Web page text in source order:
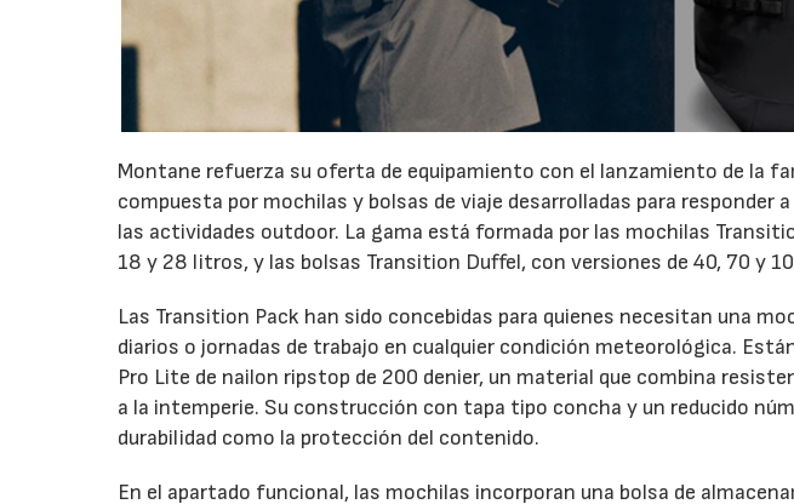
Montane refuerza su oferta de equipamiento con el lanzamiento de la
compuesta por mochilas y bolsas de viaje desarrolladas para responder
las actividades outdoor. La gama está formada por las mochilas
18 y 28 litros, y las bolsas Transition Duffel, con versiones de 40, 70 y
Las Transition Pack han sido concebidas para quienes necesitan una
diarios o jornadas de trabajo en cualquier condición meteorológica.
Pro Lite de nailon ripstop de 200 denier, un material que combina
a la intemperie. Su construcción con tapa tipo concha y un reducido
durabilidad como la protección del contenido.
En el apartado funcional, las mochilas incorporan una bolsa de